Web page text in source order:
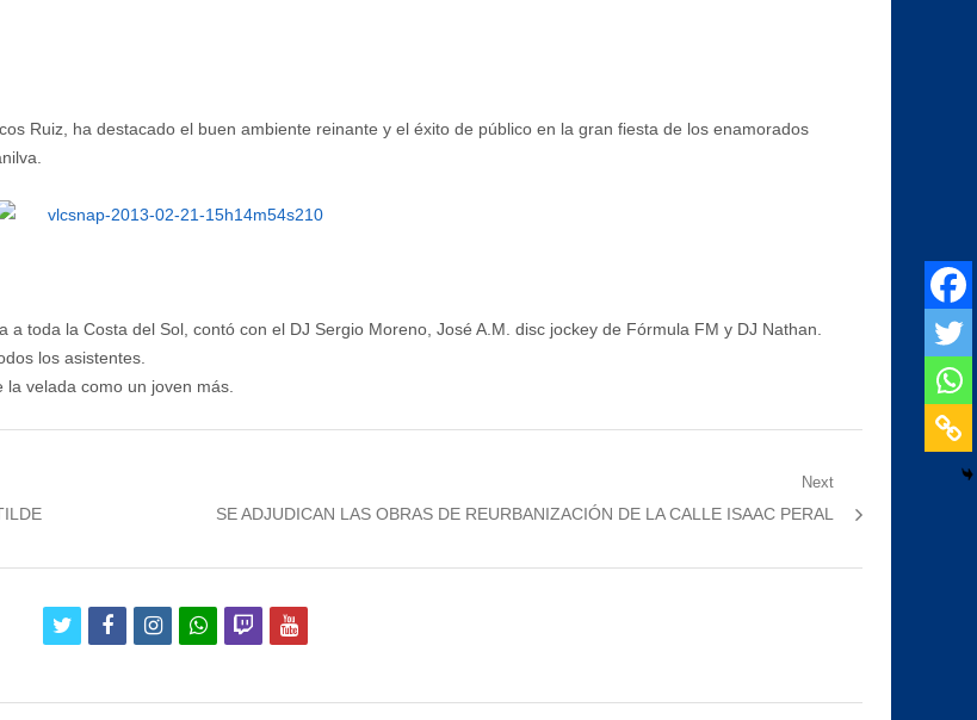
Ruiz, ha destacado el buen ambiente reinante y el éxito de público en la gran fiesta de los enamorados
toda la Costa del Sol, contó con el DJ Sergio Moreno, José A.M. disc jockey de Fórmula FM y DJ Nathan.
los asistentes.
velada como un joven más.
Next
Next
SE ADJUDICAN LAS OBRAS DE REURBANIZACIÓN DE LA CALLE ISAAC PERAL
twitterfacebookinstagramwhatsapp
twitchyoutube